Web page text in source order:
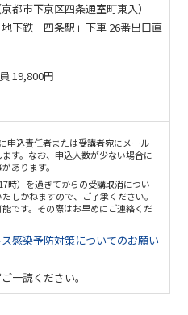
都市下京区四条通室町東入）
下鉄「四条駅」下車 26番出口直
19,800円
申込責任者または受講者宛にメール
す。なお、申込人数が少ない場合に
あります。
時）を過ぎてからの受講取消につい
しかねますので、ご了承ください。
です。その際はお早めにご連絡くだ
ス感染予防対策についてのお願い
一読ください。